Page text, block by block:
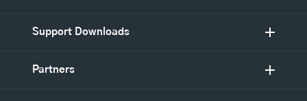
Support Downloads
Partners